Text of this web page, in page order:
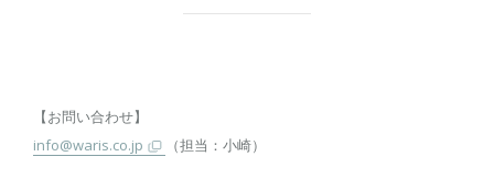
【お問い合わせ】
info@waris.co.jp
（担当：小崎）